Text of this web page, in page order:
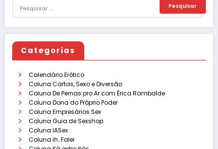
Categorias
Calendário Erótico
Coluna Cartas, Sexo e Diversão
Coluna De Pernas pro Ar com Érica Rambalde
Coluna Dona do Próprio Poder
Coluna Empresários Sex
Coluna Guia de Sexshop
Coluna IASex
Coluna ih…Falei